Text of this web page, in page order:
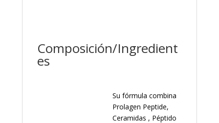
Composición/Ingredient
es
Su fórmula combina
Prolagen Peptide,
Ceramidas , Péptido